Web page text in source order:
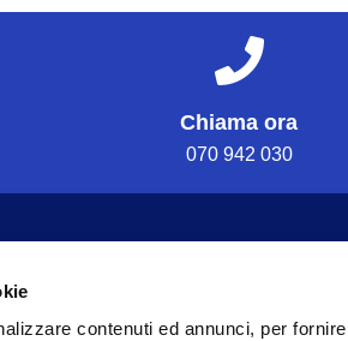
contenuti ed annunci, per
Chiama ora
070 942 030
Home
La clinica